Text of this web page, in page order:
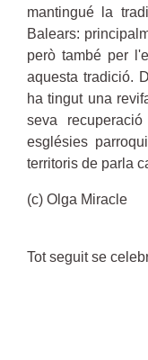
mantingué la
Balears:
però també per
aquesta tradició.
ha tingut una
seva
esglésies
territoris de parla
(c) Olga Miracle
Tot seguit se